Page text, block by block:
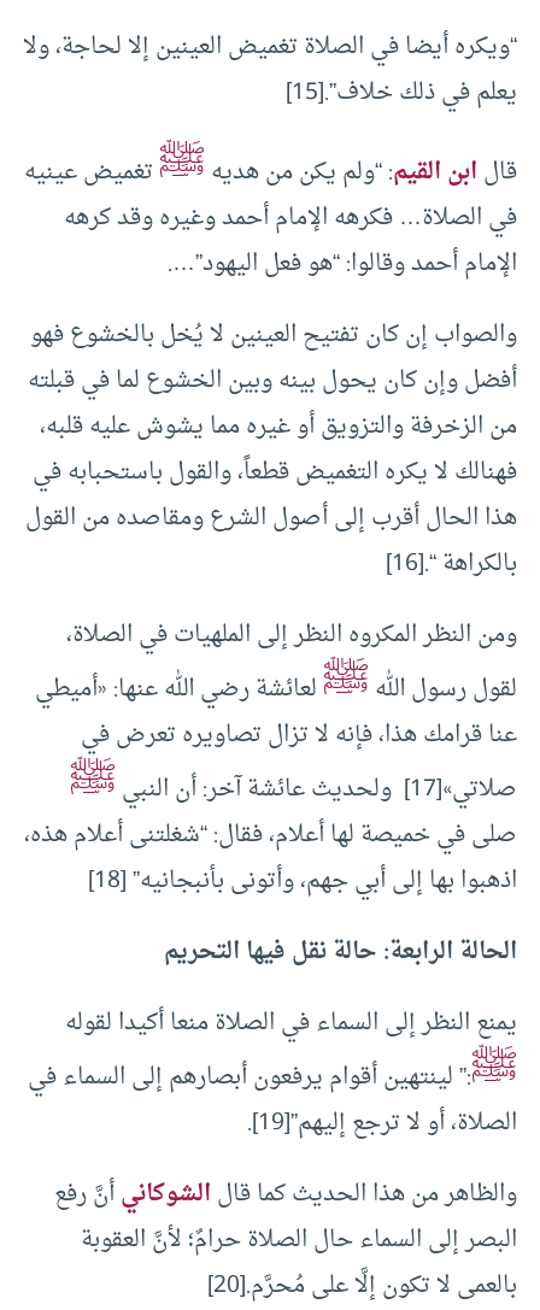
“ويكره أيضا في الصلاة تغميض العينين إلا لحاجة، ولا
يعلم في ذلك خلاف”.[15]
قالابن القيم: “ولم يكن من هديهﷺتغميض عينيه
في الصلاة… فكرهه الإمام أحمد وغيره وقد كرهه
الإمام أحمد وقالوا: “هو فعل اليهود”….
والصواب إن كان تفتيح العينين لا يُخل بالخشوع فهو
أفضل وإن كان يحول بينه وبين الخشوع لما في قبلته
من الزخرفة والتزويق أو غيره مما يشوش عليه قلبه،
فهنالك لا يكره التغميض قطعاً، والقول باستحبابه في
هذا الحال أقرب إلى أصول الشرع ومقاصده من القول
بالكراهة “.[16]
ومن النظر المكروه النظر إلى الملهيات في الصلاة،
لقول رسول اللهﷺلعائشة رضي الله عنها: «أميطي
عنا قرامك هذا، فإنه لا تزال تصاويره تعرض في
صلاتي»[17] ولحديث عائشة آخر: أن النبي
ﷺ
صلى في خميصة لها أعلام، فقال: “شغلتنى أعلام هذه،
اذهبوا بها إلى أبي جهم، وأتونى بأنبجانيه” [18]
الحالة الرابعة: حالة نقل فيها التحريم
يمنع النظر إلى السماء في الصلاة منعا أكيدا لقوله
ﷺ:” لينتهين أقوام يرفعون أبصارهم إلى السماء في
الصلاة، أو لا ترجع إليهم”[19].
والظاهر من هذا الحديث كما قالالشوكانيأنَّ رفع
البصر إلى السماء حال الصلاة حرامٌ؛ لأنَّ العقوبة
بالعمى لا تكون إلَّا على مُحرَّم.[20]